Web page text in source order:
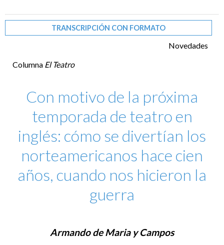
TRANSCRIPCIÓN CON FORMATO
Novedades
Columna El Teatro
Con motivo de la próxima
temporada de teatro en
inglés: cómo se divertían los
norteamericanos hace cien
años, cuando nos hicieron la
guerra
Armando de Maria y Campos